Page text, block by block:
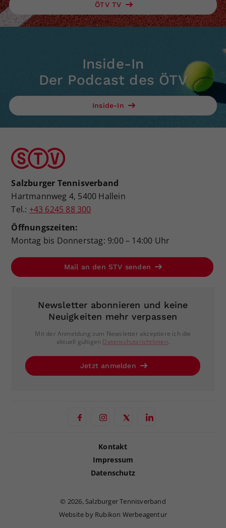
ÖTV TV
Inside-In
Der Podcast des ÖTV
Inside-In
Salzburger Tennisverband
Hartmannweg 4, 5400 Hallein
Tel.: +43 6245 88 300
Öffnungszeiten:
Montag bis Donnerstag: 9:00 – 14:00 Uhr
Mail an den STV senden
Newsletter abonnieren und keine
Neuigkeiten mehr verpassen
Mit der Anmeldung zum Newsletter akzeptiere ich die
aktuell gültigen Datenschutzrichtlinien.
Jetzt anmelden
Kontakt
Impressum
Datenschutz
© 2026, Salzburger Tennisverband
Website by Rubikon Werbeagentur